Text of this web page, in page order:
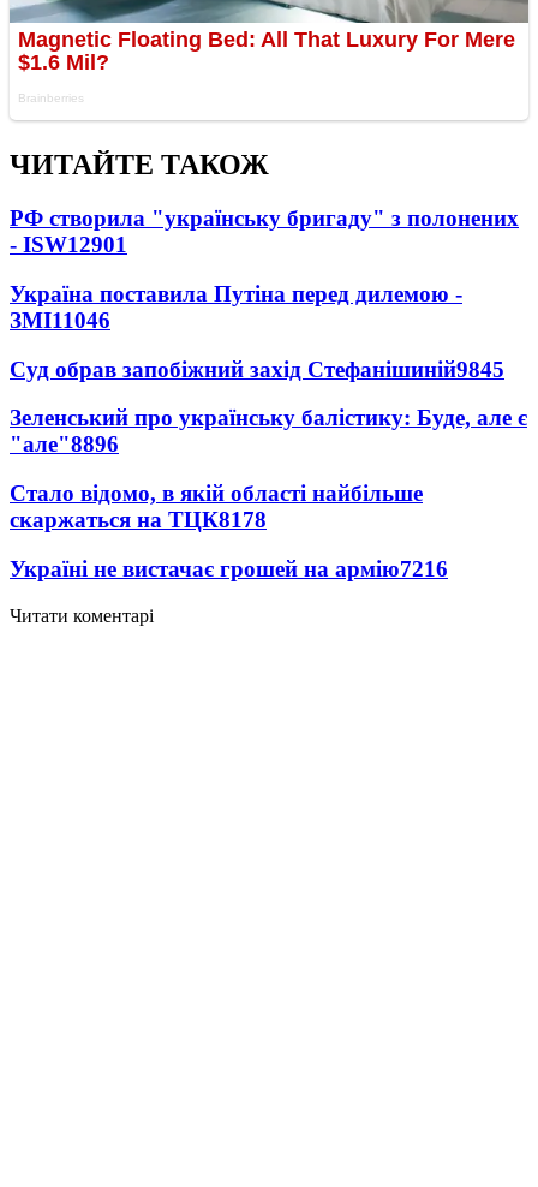
ЧИТАЙТЕ ТАКОЖ
РФ створила "українську бригаду" з полонених
- ISW12901
Україна поставила Путіна перед дилемою -
ЗМІ11046
Суд обрав запобіжний захід Стефанішиній9845
Зеленський про українську балістику: Буде, але є
"але"8896
Стало відомо, в якій області найбільше
скаржаться на ТЦК8178
Україні не вистачає грошей на армію7216
Читати коментарі